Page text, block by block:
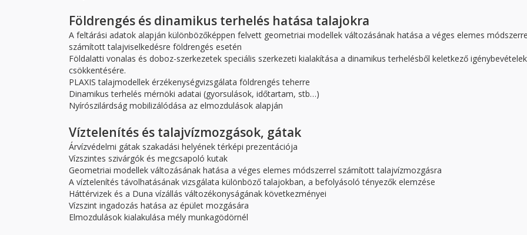
Földrengés és dinamikus terhelés hatása talajokra
A feltárási adatok alapján különbözőképpen felvett geometriai modellek változásának hatása a véges elemes
számított talajviselkedésre földrengés esetén
Földalatti vonalas és doboz-szerkezetek speciális szerkezeti kialakítása a dinamikus terhelésből keletkező igénybevételek
csökkentésére.
PLAXIS talajmodellek érzékenységvizsgálata földrengés teherre
Dinamikus terhelés mérnöki adatai (gyorsulások, időtartam, stb…)
Nyírószilárdság mobilizálódása az elmozdulások alapján
Víztelenítés és talajvízmozgások, gátak
Árvízvédelmi gátak szakadási helyének térképi prezentációja
Vízszintes szivárgók és megcsapoló kutak
Geometriai modellek változásának hatása a véges elemes módszerrel számított talajvízmozgásra
A víztelenítés távolhatásának vizsgálata különböző talajokban, a befolyásoló tényezők elemzése
Háttérvizek és a Duna vízállás változékonyságának következményei
Vízszint ingadozás hatása az épület mozgására
Elmozdulások kialakulása mély munkagödörnél